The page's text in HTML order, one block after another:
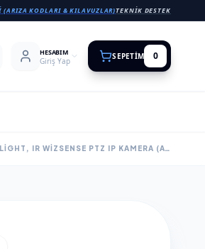
(ARIZA KODLARI & KILAVUZLAR)TEKNIK DESTEK
HESABIM
Giriş Yap SEPETIM 0
DAHUA SD6CE245GB-HNR, 2MPIX, 3,95-177,70MM MOTORIZE LENS, 45X STARLIGHT, 250MT. GECE GÖRÜŞ, STARLIGHT, IR WIZSENSE PTZ IP KAMERA (AYAK DAHIL)